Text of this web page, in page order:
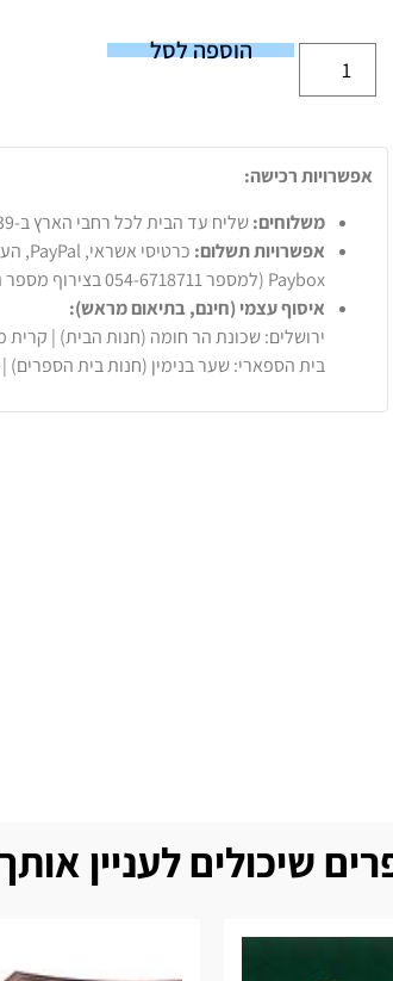
הוספה לסל
אפשרויות רכישה:
משלוחים:שליח עד הבית לכל רחבי הארץ ב-39 ש"ח (עבור חבילות עד 20 ק"ג).
אפשרויות תשלום:
Paybox (למספר 054-6718711 בצירוף מספר הזמנה).
איסוף עצמי (חינם, בתיאום מראש):
ירושלים: שכונת הר חומה (חנות הבית) | קרית
בית הספארי: שער בנימין (חנות בית
שיכולים לעניין